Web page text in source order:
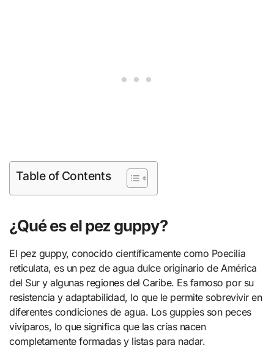
Table of Contents
¿Qué es el pez guppy?
El pez guppy, conocido científicamente como Poecilia
reticulata, es un pez de agua dulce originario de América
del Sur y algunas regiones del Caribe. Es famoso por su
resistencia y adaptabilidad, lo que le permite sobrevivir en
diferentes condiciones de agua. Los guppies son peces
vivíparos, lo que significa que las crías nacen
completamente formadas y listas para nadar.